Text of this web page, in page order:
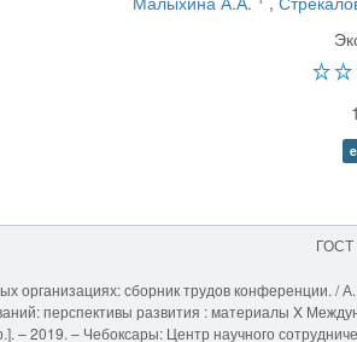
ГОСТ
организациях: сборник трудов конференции. /
перспективы развития : материалы X
– 2019. – Чебоксары: Центр научного